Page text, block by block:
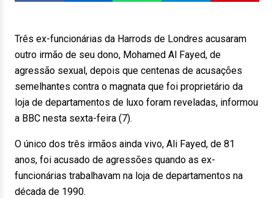
Três ex-funcionárias da Harrods de Londres acusaram
outro irmão de seu dono, Mohamed Al Fayed, de
agressão sexual, depois que centenas de acusações
semelhantes contra o magnata que foi proprietário da
loja de departamentos de luxo foram reveladas, informou
a BBC nesta sexta-feira (7).
O único dos três irmãos ainda vivo, Ali Fayed, de 81
anos, foi acusado de agressões quando as ex-
funcionárias trabalhavam na loja de departamentos na
década de 1990.